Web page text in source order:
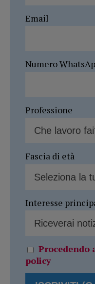
Email
Numero
Professione
Fascia di età
Interesse
Procedendo
policy